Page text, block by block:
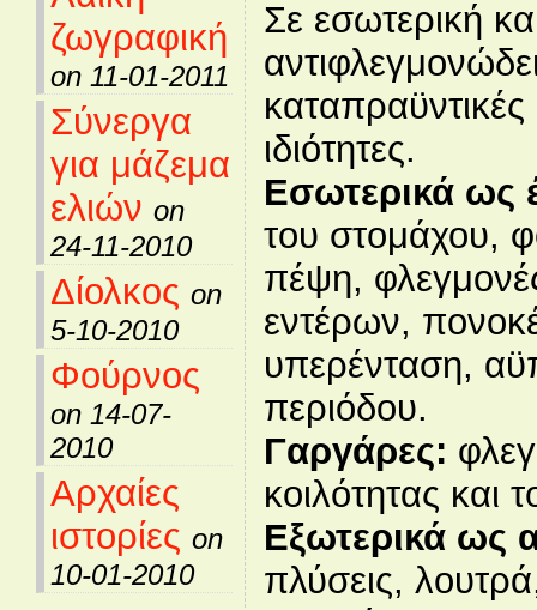
ζωγραφική
on 11-01-2011
Σύνεργα
για μάζεμα
ελιών on
24-11-2010
Δίολκος on
5-10-2010
Φούρνος
on 14-07-
2010
Αρχαίες
ιστορίες on
10-01-2010
Σε εσωτερική
ιδιότητες.
Εσωτερικά ως
του στομάχου,
πέψη,
εντέρων,
υπερένταση,
περιόδου.
Γαργάρες:
κοιλότητας και
Εξωτερικά ως
πλύσεις,